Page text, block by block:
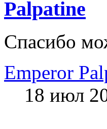
Palpatine
Спасибо
Emperor
18 июл